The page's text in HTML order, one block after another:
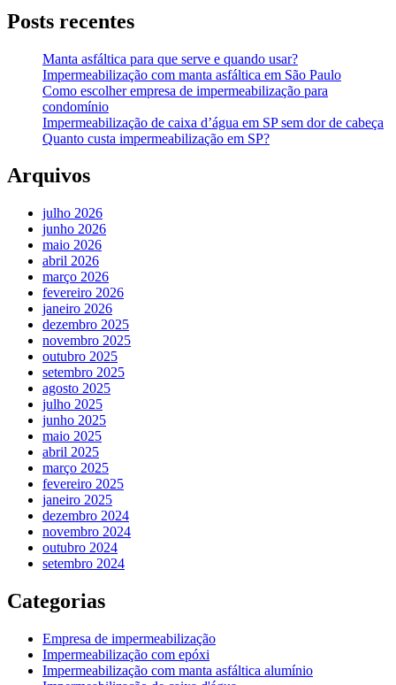
Posts recentes
Manta asfáltica para que serve e quando usar?
Impermeabilização com manta asfáltica em São Paulo
Como escolher empresa de impermeabilização para
condomínio
Impermeabilização de caixa d’água em SP sem dor de cabeça
Quanto custa impermeabilização em SP?
Arquivos
julho 2026
junho 2026
maio 2026
abril 2026
março 2026
fevereiro 2026
janeiro 2026
dezembro 2025
novembro 2025
outubro 2025
setembro 2025
agosto 2025
julho 2025
junho 2025
maio 2025
abril 2025
março 2025
fevereiro 2025
janeiro 2025
dezembro 2024
novembro 2024
outubro 2024
setembro 2024
Categorias
Empresa de impermeabilização
Impermeabilização com epóxi
Impermeabilização com manta asfáltica alumínio